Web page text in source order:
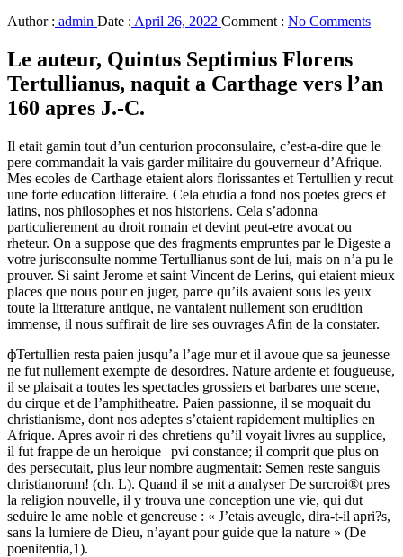
Author : admin Date : April 26, 2022 Comment : No Comments
Le auteur, Quintus Septimius Florens
Tertullianus, naquit a Carthage vers l’an
160 apres J.-C.
Il etait gamin tout d’un centurion proconsulaire, c’est-a-dire que le
pere commandait la vais garder militaire du gouverneur d’Afrique.
Mes ecoles de Carthage etaient alors florissantes et Tertullien y recut
une forte education litteraire. Cela etudia a fond nos poetes grecs et
latins, nos philosophes et nos historiens. Cela s’adonna
particulierement au droit romain et devint peut-etre avocat ou
rheteur. On a suppose que des fragments empruntes par le Digeste a
votre jurisconsulte nomme Tertullianus sont de lui, mais on n’a pu le
prouver. Si saint Jerome et saint Vincent de Lerins, qui etaient mieux
places que nous pour en juger, parce qu’ils avaient sous les yeux
toute la litterature antique, ne vantaient nullement son erudition
immense, il nous suffirait de lire ses ouvrages Afin de la constater.
фTertullien resta paien jusqu’a l’age mur et il avoue que sa jeunesse
ne fut nullement exempte de desordres. Nature ardente et fougueuse,
il se plaisait a toutes les spectacles grossiers et barbares une scene,
du cirque et de l’amphitheatre. Paien passionne, il se moquait du
christianisme, dont nos adeptes s’etaient rapidement multiplies en
Afrique. Apres avoir ri des chretiens qu’il voyait livres au supplice,
il fut frappe de un heroique | pvi constance; il comprit que plus on
des persecutait, plus leur nombre augmentait: Semen reste sanguis
christianorum! (ch. L). Quand il se mit a analyser De surcroi®t pres
la religion nouvelle, il y trouva une conception une vie, qui dut
seduire le ame noble et genereuse : « J’etais aveugle, dira-t-il apri?s,
sans la lumiere de Dieu, n’ayant pour guide que la nature » (De
poenitentia,1).